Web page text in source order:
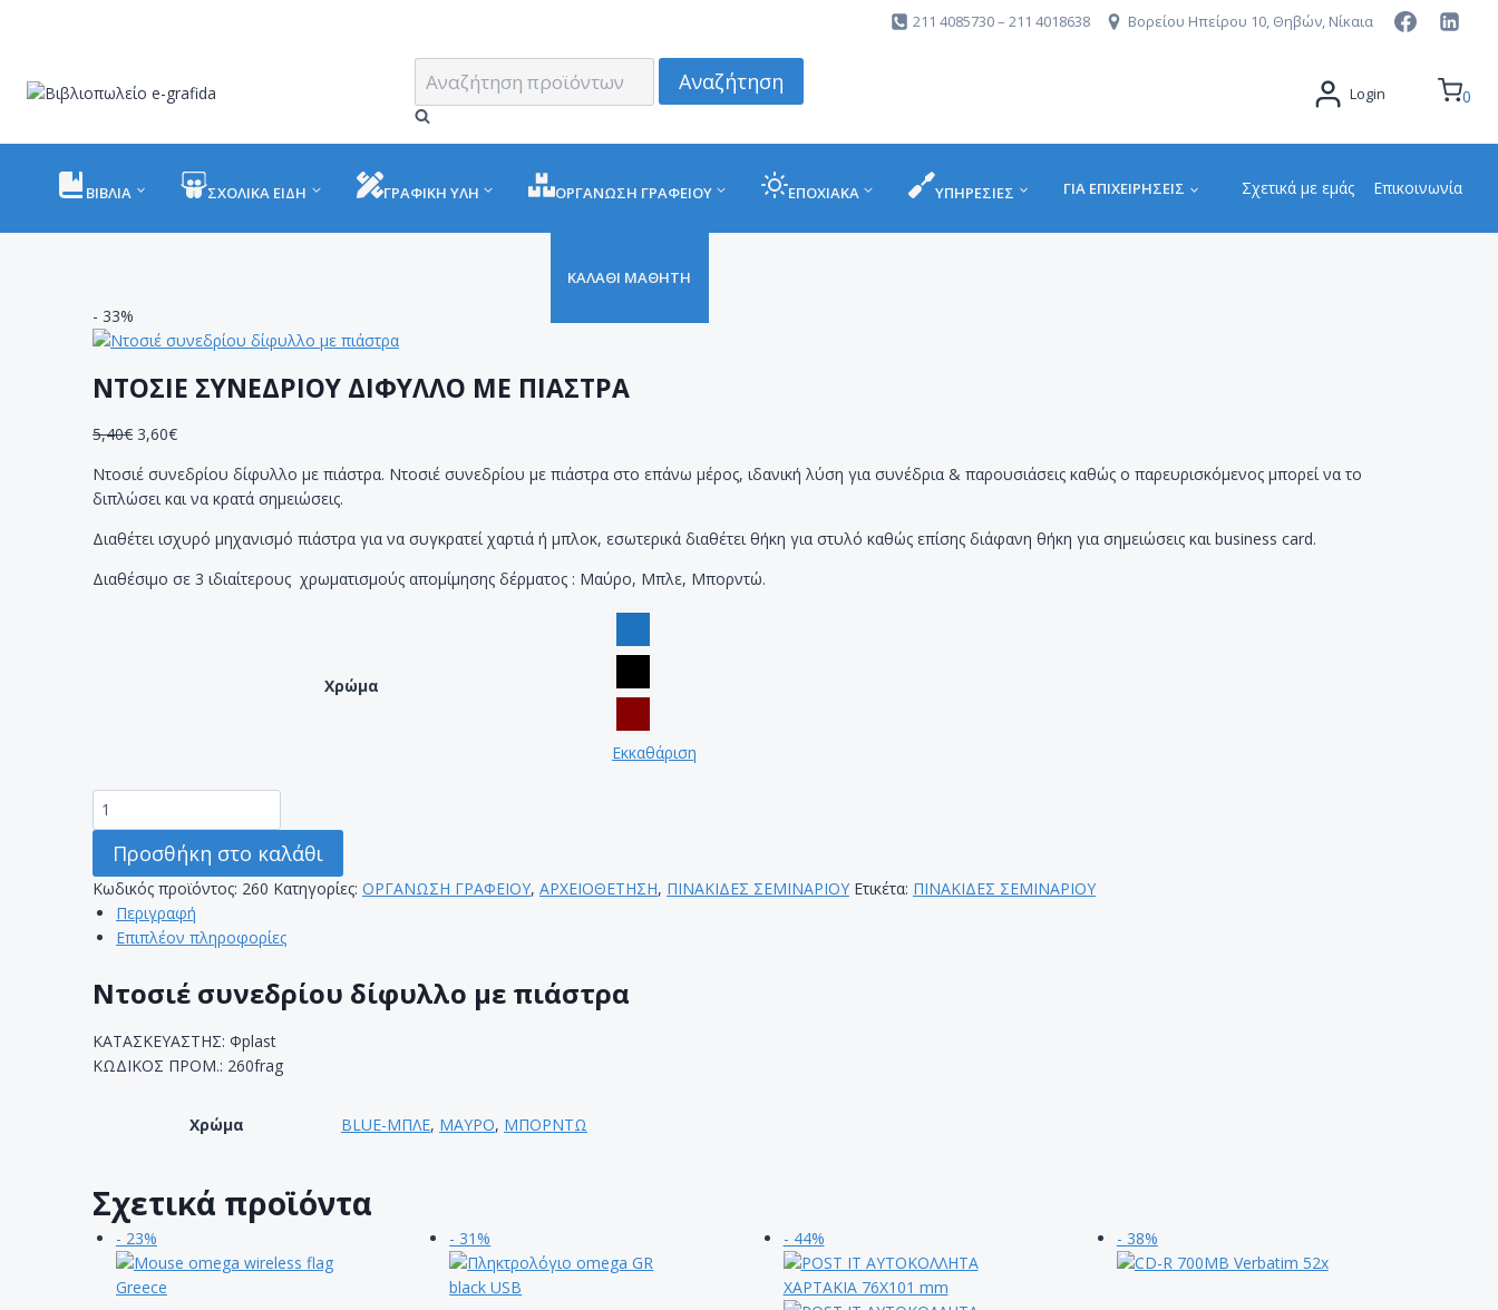
211 4085730 – 211 4018638 Βορείου Ηπείρου 10, Θηβών, Νίκαια
για:
Αναζήτηση Login 0
ΒΙΒΛΙΑ ΣΧΟΛΙΚΑ ΕΙΔΗ ΓΡΑΦΙΚΗ ΥΛΗ ΟΡΓΑΝΩΣΗ ΓΡΑΦΕΙΟΥ ΕΠΟΧΙΑΚΑ ΥΠΗΡΕΣΙΕΣ ΓΙΑ ΕΠΙΧΕΙΡΉΣΕΙΣ
ΚΑΛΑΘΙ ΜΑΘΗΤΗ
Σχετικά με εμάς Επικοινωνία
- 33%
ΝΤΟΣΙΕ ΣΥΝΕΔΡΙΟΥ ΔΙΦΥΛΛΟ ΜΕ ΠΙΑΣΤΡΑ
5,40€ 3,60€
Ντοσιέ συνεδρίου δίφυλλο με πιάστρα. Ντοσιέ συνεδρίου με πιάστρα στο επάνω μέρος, ιδανική λύση για συνέδρια & παρουσιάσεις καθώς ο παρευρισκόμενος μπορεί να το
διπλώσει και να κρατά σημειώσεις.
Διαθέτει ισχυρό μηχανισμό πιάστρα για να συγκρατεί χαρτιά ή μπλοκ, εσωτερικά διαθέτει θήκη για στυλό καθώς επίσης διάφανη θήκη για σημειώσεις και business card.
Διαθέσιμο σε 3 ιδιαίτερους χρωματισμούς απομίμησης δέρματος : Μαύρο, Μπλε, Μπορντώ.
Χρώμα
Εκκαθάριση
ΝΤΟΣΙΕ
ΣΥΝΕΔΡΙΟΥ
ΔΙΦΥΛΛΟ
ΜΕ
ΠΙΑΣΤΡΑ
ποσότητα
Προσθήκη στο καλάθι
Κωδικός προϊόντος: 260 Κατηγορίες: ΟΡΓΑΝΩΣΗ ΓΡΑΦΕΙΟΥ, ΑΡΧΕΙΟΘΕΤΗΣΗ, ΠΙΝΑΚΙΔΕΣ ΣΕΜΙΝΑΡΙΟΥ Ετικέτα: ΠΙΝΑΚΙΔΕΣ ΣΕΜΙΝΑΡΙΟΥ
Περιγραφή
Επιπλέον πληροφορίες
Ντοσιέ συνεδρίου δίφυλλο με πιάστρα
ΚΑΤΑΣΚΕΥΑΣΤΗΣ: Φplast
ΚΩΔΙΚΟΣ ΠΡΟΜ.: 260frag
Χρώμα BLUE-ΜΠΛΕ, ΜΑΥΡΟ, ΜΠΟΡΝΤΩ
Σχετικά προϊόντα
- 23% - 31% - 44% - 38%